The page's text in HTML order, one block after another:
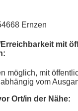
Ernzen
mit
möglich, mit
vom
Ort/in der Nähe: